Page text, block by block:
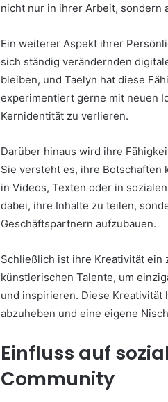
nicht nur in ihrer Arbeit, sondern
Ein weiterer Aspekt ihrer
sich ständig verändernden
bleiben, und Taelyn hat diese
experimentiert gerne mit neuen
Kernidentität zu verlieren.
Darüber hinaus wird ihre
Sie versteht es, ihre Botschaften
in Videos, Texten oder in
dabei, ihre Inhalte zu teilen,
Geschäftspartnern aufzubauen.
Schließlich ist ihre Kreativität ein
künstlerischen Talente, um
und inspirieren. Diese Kreativität
abzuheben und eine eigene
Einfluss auf
Community